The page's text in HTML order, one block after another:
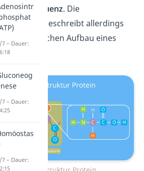
. Die
beschreibt allerdings
den räumlichen Aufbau eines
7 – Dauer:
7 – Dauer:
7 – Dauer: